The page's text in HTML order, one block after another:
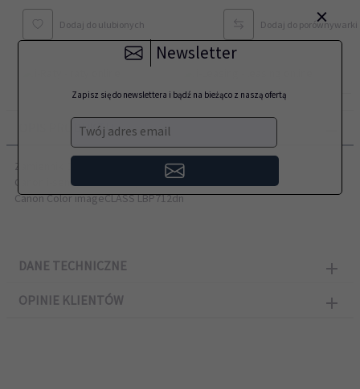
Dodaj do ulubionych Dodaj do porównywarki
OPIS PRODUKTU
Zamiennik CANON przeznaczony do modeli:
Canon i-sensys LBP710Cx, LBP712Cx
Canon Color imageCLASS LBP712dn
DANE TECHNICZNE
OPINIE KLIENTÓW
×
Newsletter
Zapisz się do newslettera i bądź na bieżąco z naszą ofertą
Twój adres email